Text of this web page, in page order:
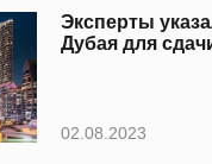
Эксперты
Дубая для
02.08.2023